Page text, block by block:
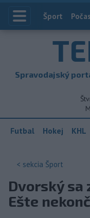
Index
Šport
Spravodajský
Futbal Hokej KHL
< sekcia Šport
Dvorský sa
Ešte